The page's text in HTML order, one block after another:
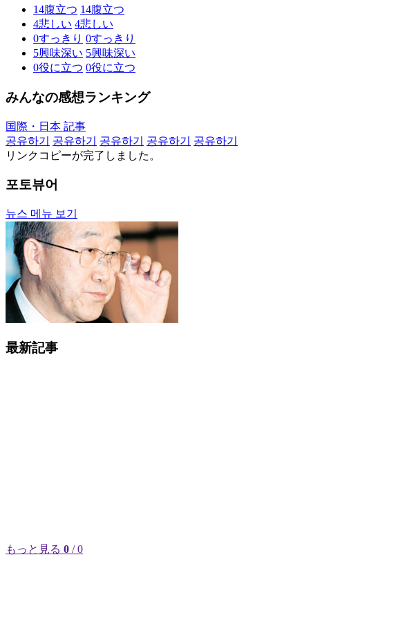
14腹立つ 14腹立つ
4悲しい 4悲しい
0すっきり 0すっきり
5興味深い 5興味深い
0役に立つ 0役に立つ
みんなの感想ランキング
国際・日本 記事
공유하기
공유하기 공유하기 공유하기
공유하기
リンクコピーが完了しました。
포토뷰어
뉴스 메뉴 보기
最新記事
もっと見る 0 / 0